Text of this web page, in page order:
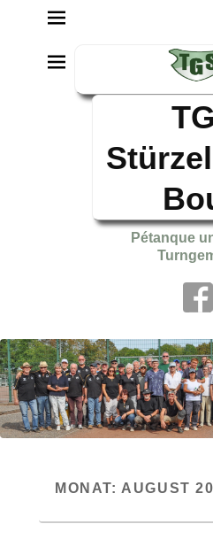
Pétanque
MONAT: AUGUST